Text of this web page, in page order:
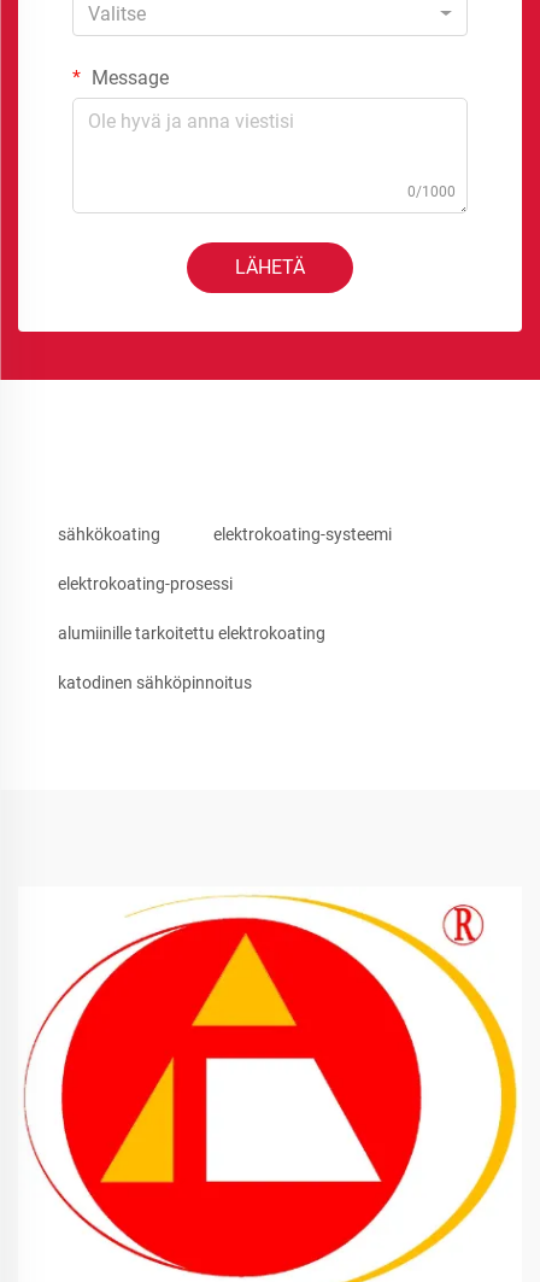
Valitse
Message
0/1000
LÄHETÄ
sähkökoating elektrokoating-systeemi
elektrokoating-prosessi
alumiinille tarkoitettu elektrokoating
katodinen sähköpinnoitus